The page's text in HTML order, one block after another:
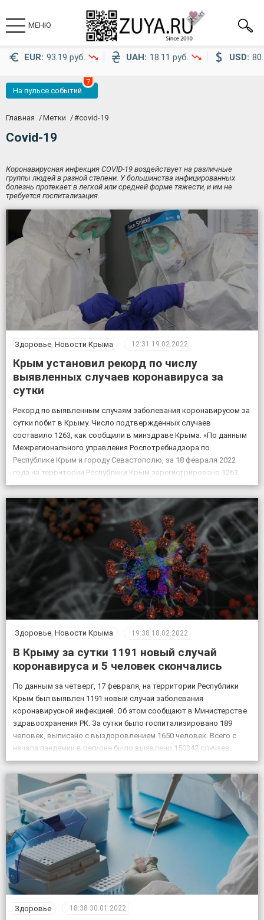
МЕНЮ
EUR: 93.19 руб. UAH: 18.11 руб. USD:
На пульсе событий
7
Главная Метки #covid-19
Covid-19
Коронавирусная инфекция COVID-19 воздействует на различные
группы людей в разной степени. У большинства инфицированных
болезнь протекает в легкой или средней форме тяжести, и им не
требуется госпитализация.
Здоровье Новости Крыма 12:31 19.02.2022
Крым установил рекорд по числу
выявленных случаев коронавируса за
сутки
Рекорд по выявленным случаям заболевания коронавирусом за
сутки побит в Крыму. Число подтвержденных случаев
составило 1263, как сообщили в минздраве Крыма. «По данным
Межрегионального управления Роспотребнадзора по
Республике Крым и городу Севастополю, за 18 февраля 2022
года на территории Республики Крым зарегистрировано 1263
случая новой коронавирусной инфекции, всего выявлено 151605
положительных на COVID-19», – по […]
Здоровье, Новости Крыма 19:38 18.02.2022
В Крыму за сутки 1191 новый случай
коронавируса и 5 человек скончались
По данным за четверг, 17 февраля, на территории Республики
Крым был выявлен 1191 новый случай заболевания
коронавирусной инфекцией. Об этом сообщают в Министерстве
здравоохранения РК. За сутки было госпитализировано 189
человек, выписано с выздоровлением 1650 человек. Всего с
начала пандемии в регионе было выявлено 150342 случаев
заболевания коронавирусом, скончалось 4830 пациентов с
подтвержденным коронавирусом, в […]
Здоровье 18:38 30.01.2022